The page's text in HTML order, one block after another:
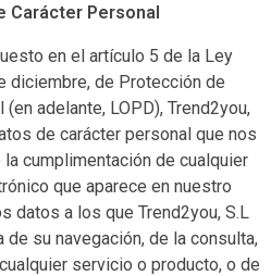
Carácter Personal
en el artículo 5 de la Ley
diciembre, de Protección de
adelante, LOPD), Trend2you,
de carácter personal que nos
cumplimentación de cualquier
que aparece en nuestro
datos a los que Trend2you, S.L
su navegación, de la consulta,
servicio o producto, o de